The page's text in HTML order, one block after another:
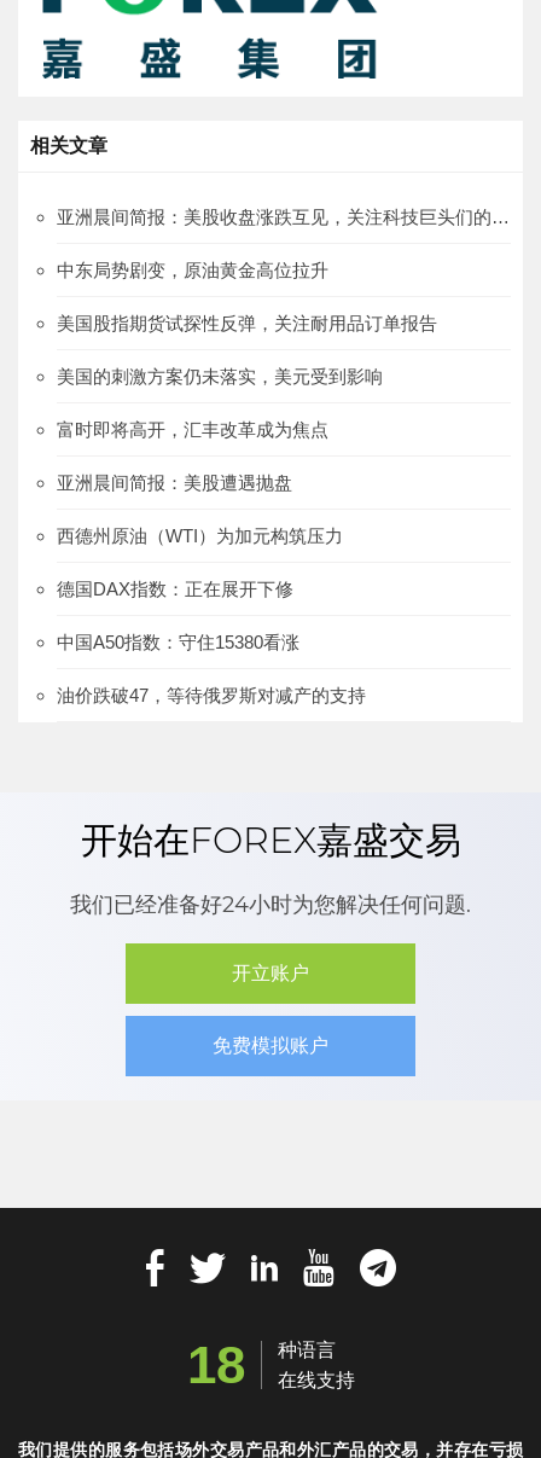
相关文章
亚洲晨间简报：美股收盘涨跌互见，关注科技巨头们的财报
中东局势剧变，原油黄金高位拉升
美国股指期货试探性反弹，关注耐用品订单报告
美国的刺激方案仍未落实，美元受到影响
富时即将高开，汇丰改革成为焦点
亚洲晨间简报：美股遭遇抛盘
西德州原油（WTI）为加元构筑压力
德国DAX指数：正在展开下修
中国A50指数：守住15380看涨
油价跌破47，等待俄罗斯对减产的支持
开始在FOREX嘉盛交易
我们已经准备好24小时为您解决任何问题.
开立账户
免费模拟账户
18
种语言
在线支持
我们提供的服务包括场外交易产品和外汇产品的交易，并存在亏损